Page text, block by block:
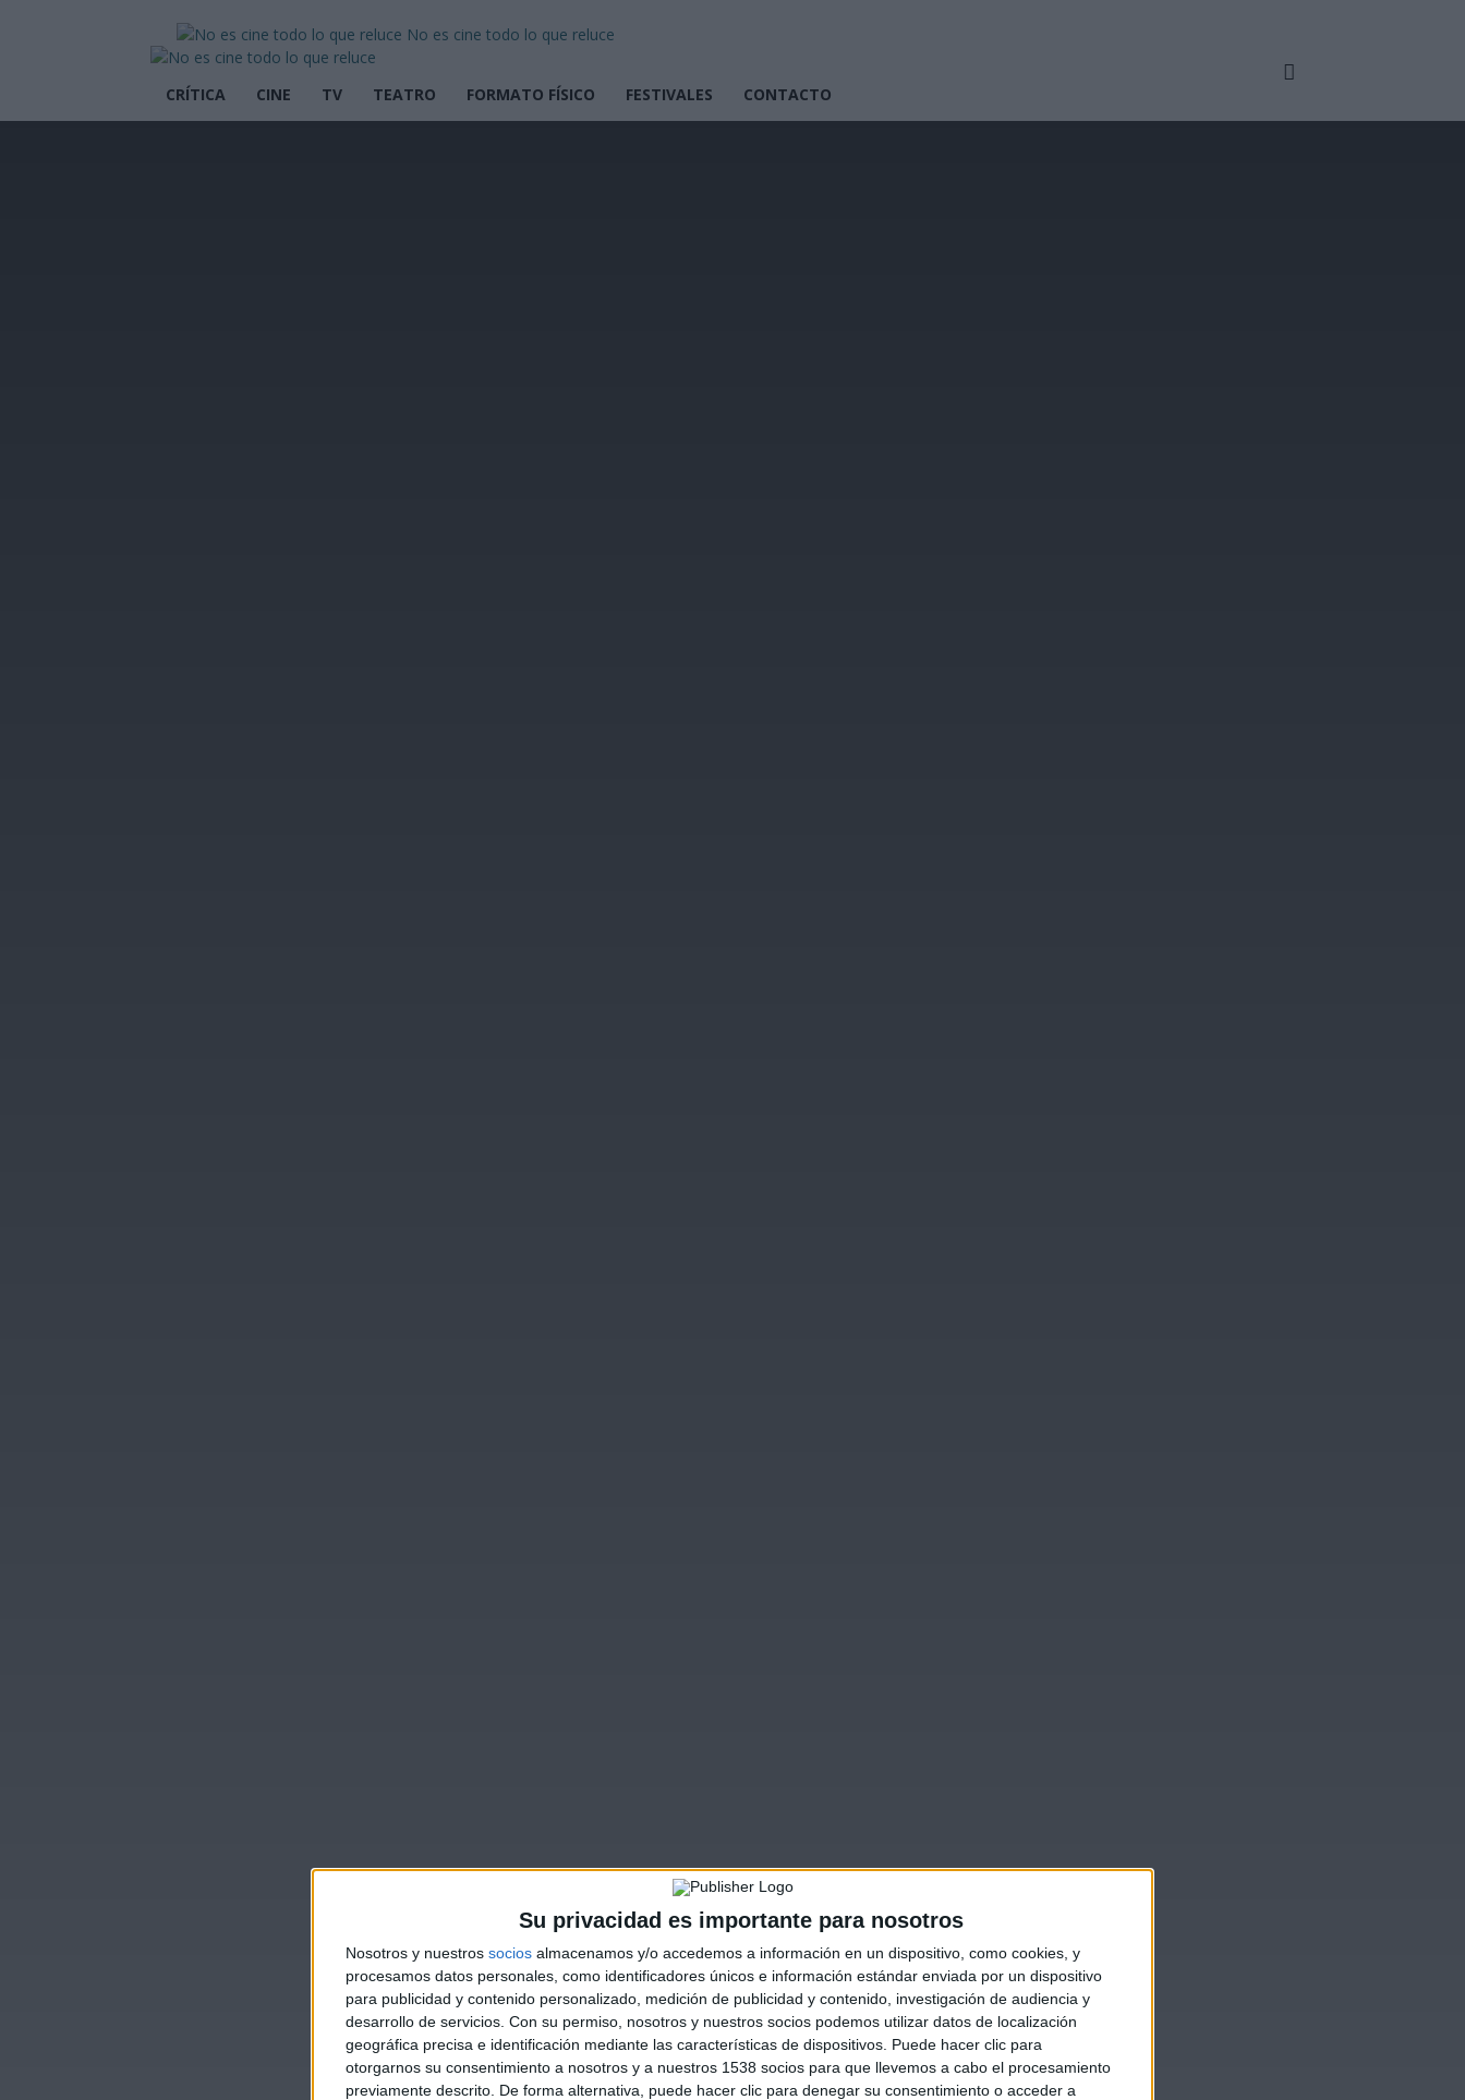
Su privacidad es importante para nosotros
Nosotros y nuestros socios almacenamos y/o accedemos a información en un dispositivo, como cookies, y
procesamos datos personales, como identificadores únicos e información estándar enviada por un dispositivo
para publicidad y contenido personalizado, medición de publicidad y contenido, investigación de audiencia y
desarrollo de servicios. Con su permiso, nosotros y nuestros socios podemos utilizar datos de localización
geográfica precisa e identificación mediante las características de dispositivos. Puede hacer clic para
otorgarnos su consentimiento a nosotros y a nuestros 1538 socios para que llevemos a cabo el procesamiento
previamente descrito. De forma alternativa, puede hacer clic para denegar su consentimiento o acceder a
No es cine todo lo que reluce
CRÍTICA CINE TV TEATRO FORMATO FÍSICO FESTIVALES CONTACTO